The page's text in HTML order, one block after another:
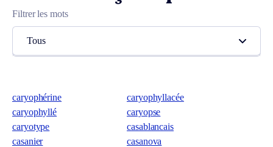
Filtrer les mots
Tous
caryophérine
caryophyllacée
caryophyllé
caryopse
caryotype
casablancais
casanier
casanova